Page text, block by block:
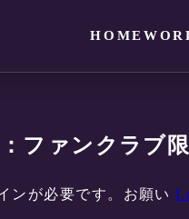
HOME
ファンクラブ
ンが必要です。お願い